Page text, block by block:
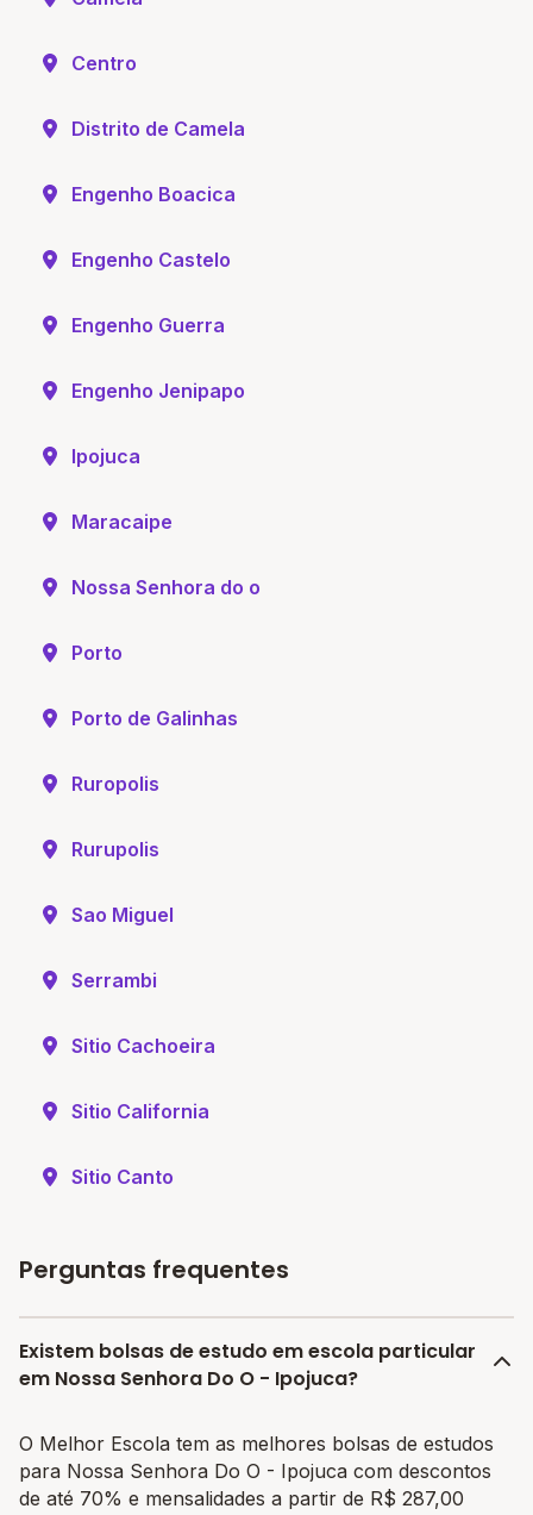
Centro
Distrito de Camela
Engenho Boacica
Engenho Castelo
Engenho Guerra
Engenho Jenipapo
Ipojuca
Maracaipe
Nossa Senhora do o
Porto
Porto de Galinhas
Ruropolis
Rurupolis
Sao Miguel
Serrambi
Sitio Cachoeira
Sitio California
Sitio Canto
Perguntas frequentes
Existem bolsas de estudo em escola particular
em Nossa Senhora Do O - Ipojuca?
O Melhor Escola tem as melhores bolsas de estudos
para Nossa Senhora Do O - Ipojuca com descontos
de até 70% e mensalidades a partir de R$ 287,00